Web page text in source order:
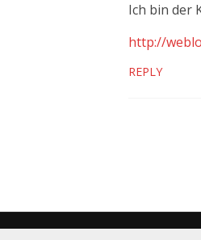
Ich bin der
http://
REPLY
Copyright © 2020.